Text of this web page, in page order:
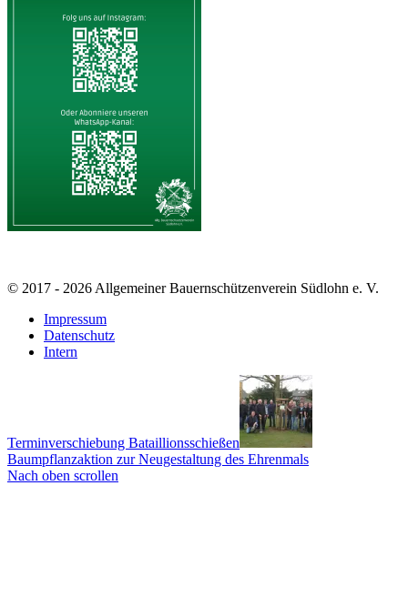
© 2017 - 2026 Allgemeiner Bauernschützenverein Südlohn e. V.
Impressum
Datenschutz
Intern
Terminverschiebung Bataillionsschießen
Baumpflanzaktion zur Neugestaltung des Ehrenmals
Nach oben scrollen